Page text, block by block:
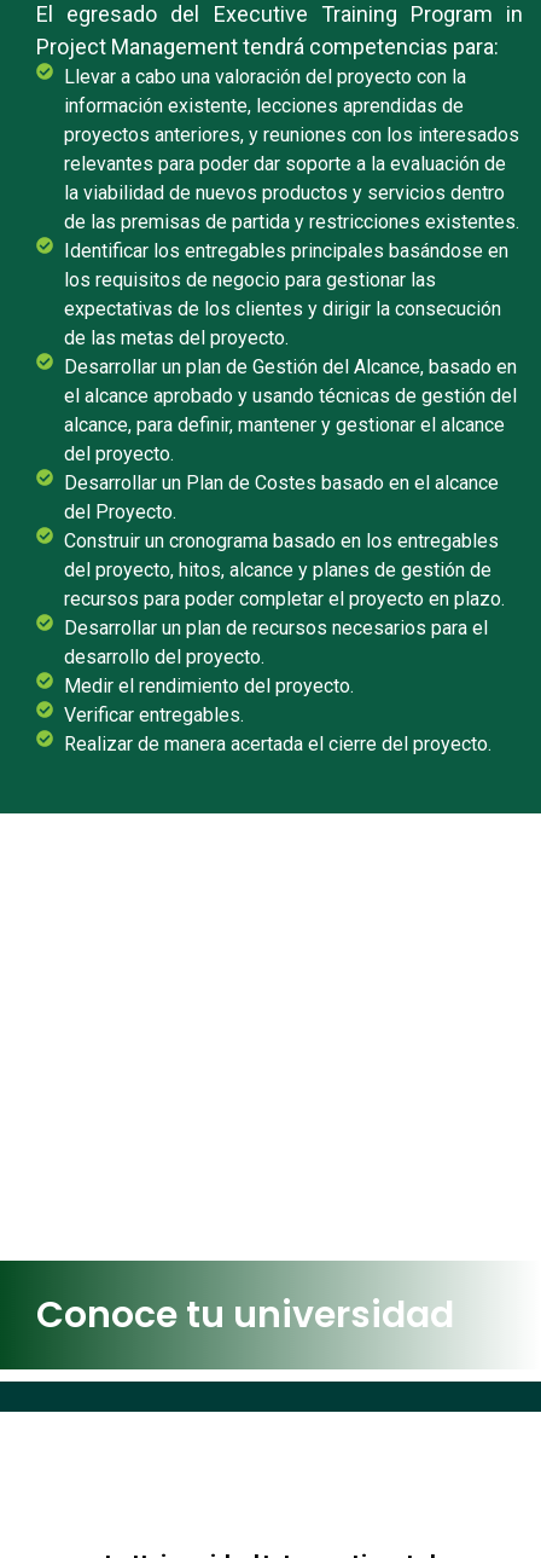
El egresado del Executive Training Program in
Project Management tendrá competencias para:
Llevar a cabo una valoración del proyecto con la
información existente, lecciones aprendidas de
proyectos anteriores, y reuniones con los interesados
relevantes para poder dar soporte a la evaluación de
la viabilidad de nuevos productos y servicios dentro
de las premisas de partida y restricciones existentes.
Identificar los entregables principales basándose en
los requisitos de negocio para gestionar las
expectativas de los clientes y dirigir la consecución
de las metas del proyecto.
Desarrollar un plan de Gestión del Alcance, basado en
el alcance aprobado y usando técnicas de gestión del
alcance, para definir, mantener y gestionar el alcance
del proyecto.
Desarrollar un Plan de Costes basado en el alcance
del Proyecto.
Construir un cronograma basado en los entregables
del proyecto, hitos, alcance y planes de gestión de
recursos para poder completar el proyecto en plazo.
Desarrollar un plan de recursos necesarios para el
desarrollo del proyecto.
Medir el rendimiento del proyecto.
Verificar entregables.
Realizar de manera acertada el cierre del proyecto.
Conoce tu universidad